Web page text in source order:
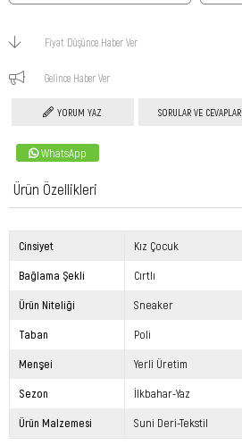
Fiyat Düşünce Haber Ver
Gelince Haber Ver
YORUM YAZ SORULAR VE CEVAPLAR
WhatsApp
Ürün Özellikleri
Cinsiyet Kız Çocuk
Bağlama Şekli Cırtlı
Ürün Niteliği Sneaker
Taban Poli
Menşei Yerli Üretim
Sezon İlkbahar-Yaz
Ürün Malzemesi Suni Deri-Tekstil